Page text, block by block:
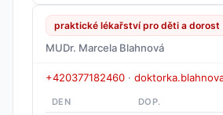
praktické lékařství pro děti a dorost
MUDr. Marcela Blahnová
+420377182460 ·
DEN DOP.